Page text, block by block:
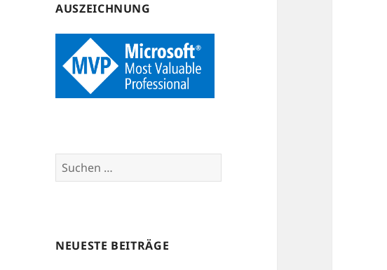
AUSZEICHNUNG
Suchen
nach:
NEUESTE BEITRÄGE